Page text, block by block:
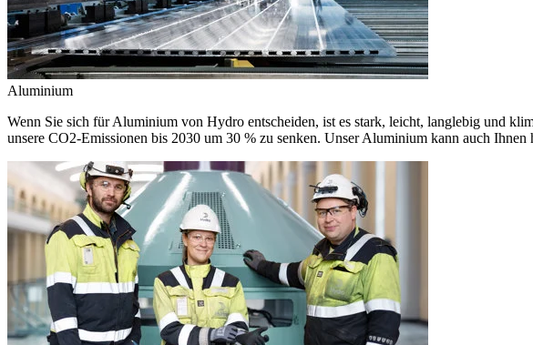
Aluminium
Wenn Sie sich für Aluminium von Hydro entscheiden, ist es stark, leicht, langlebig und
unsere CO2-Emissionen bis 2030 um 30 % zu senken. Unser Aluminium kann auch Ihnen